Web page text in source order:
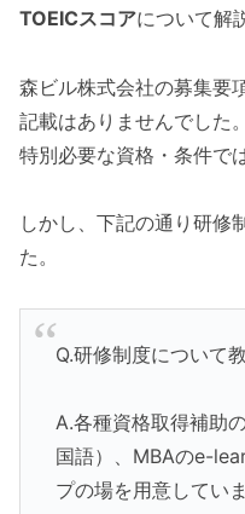
TOEICスコアについて解
森ビル株式会社の募集要
記載はありませんでした
特別必要な資格・条件で
しかし、下記の通り研修
た。
Q.研修制度について
A.各種資格取得補助
国語）、MBAのe-
プの場を用意していま